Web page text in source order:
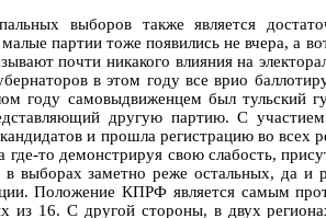
выборов также является
партии тоже появились не вчера, а
почти никакого влияния на
в этом году все врио
году самовыдвиженцем был тульский
другую партию. С
и прошла регистрацию во всех
то демонстрируя свою слабость,
выборах заметно реже остальных, да и
Положение КПРФ является самым
из 16. С другой стороны, в двух